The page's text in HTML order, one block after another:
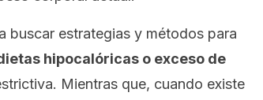
buscar estrategias y métodos para
hipocalóricas o exceso de
Mientras que, cuando existe